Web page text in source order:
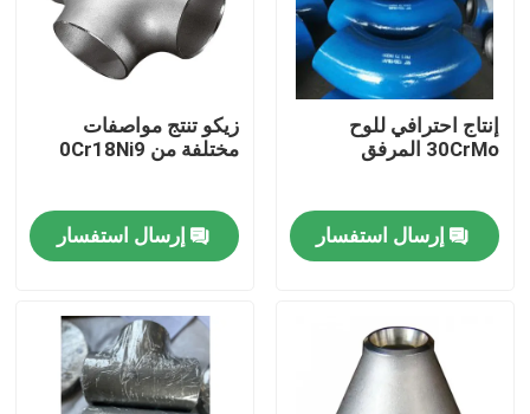
إنتاج احترافي للوح
30CrMo المرفق
إرسال استفسار
زيكو تنتج مواصفات
مختلفة من 0Cr18Ni9
إرسال استفسار